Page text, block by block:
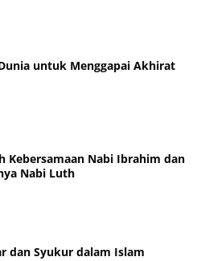
untuk Menggapai Akhirat
Kebersamaan Nabi Ibrahim dan
Nabi Luth
dan Syukur dalam Islam